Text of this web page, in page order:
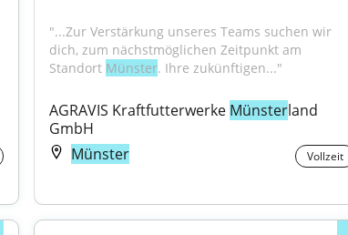
"...Zur Verstärkung unseres Teams suchen wir
dich, zum nächstmöglichen Zeitpunkt am
Standort Münster. Ihre zukünftigen..."
AGRAVIS Kraftfutterwerke Münsterland
GmbH
Münster
Vollzeit